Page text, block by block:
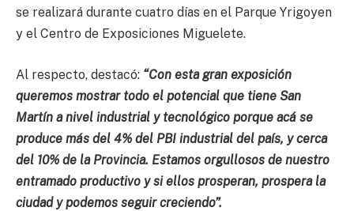
se realizará durante cuatro días en el Parque Yrigoyen
y el Centro de Exposiciones Miguelete.
Al respecto, destacó: “Con esta gran exposición
queremos mostrar todo el potencial que tiene San
Martín a nivel industrial y tecnológico porque acá se
produce más del 4% del PBI industrial del país, y cerca
del 10% de la Provincia. Estamos orgullosos de nuestro
entramado productivo y si ellos prosperan, prospera la
ciudad y podemos seguir creciendo”.